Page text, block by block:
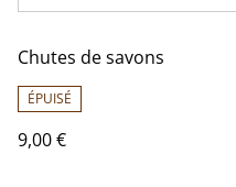
Chutes de savons
ÉPUISÉ
9,00 €